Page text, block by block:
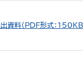
資料（PDF形式：150KB